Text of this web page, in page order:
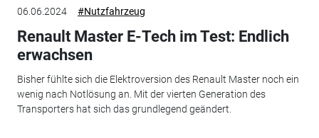
06.06.2024 #Nutzfahrzeug
Renault Master E-Tech im Test: Endlich
erwachsen
Bisher fühlte sich die Elektroversion des Renault Master noch ein
wenig nach Notlösung an. Mit der vierten Generation des
Transporters hat sich das grundlegend geändert.